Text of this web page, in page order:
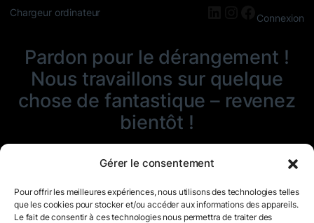
Gérer le consentement
Pour offrir les meilleures expériences, nous utilisons des technologies telles
que les cookies pour stocker et/ou accéder aux informations des appareils.
Le fait de consentir à ces technologies nous permettra de traiter des
Chargeur ordinateur LinkedIn
Instagram
Connexion
Pardon pour le dérangement !
Nous travaillons sur quelque
chose de fantastique – revenez
bientôt !